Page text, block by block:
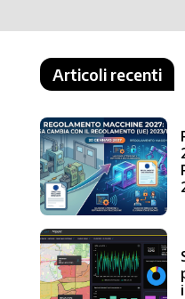
Articoli recenti